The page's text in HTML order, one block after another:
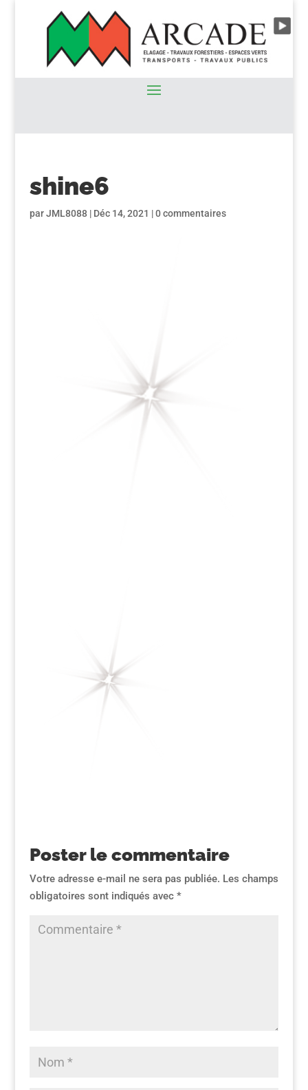
shine6
parJML8088| Déc 14, 2021 |0 commentaires
Poster le commentaire
Votre adresse e-mail ne sera pas publiée. Les champs
obligatoires sont indiqués avec *